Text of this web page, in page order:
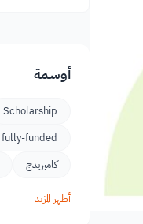
أوسمة
Scholarship
fully-funded
كامبريدج
أظهر المزيد